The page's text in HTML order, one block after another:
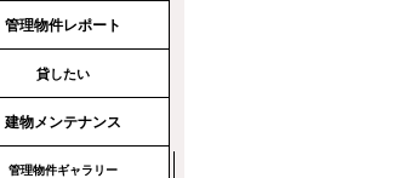
管理物件レポート
貸したい
建物メンテナンス
管理物件ギャラリー